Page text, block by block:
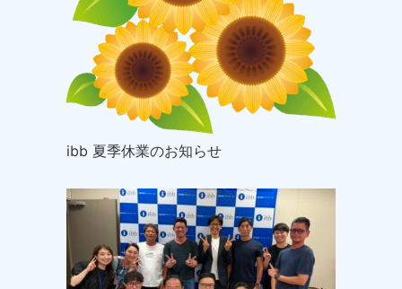
ibb 夏季休業のお知らせ